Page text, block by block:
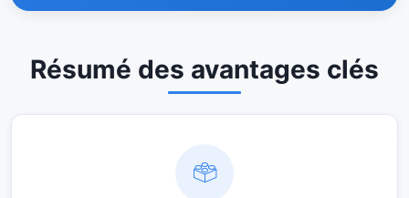
Résumé des avantages clés